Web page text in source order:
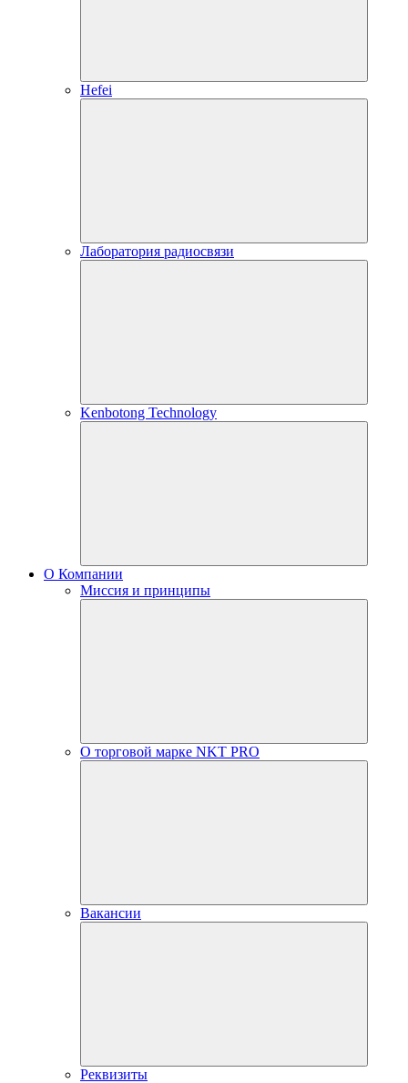
Hefei
Лаборатория радиосвязи
Kenbotong Technology
О Компании
Миссия и принципы
О торговой марке NKT PRO
Вакансии
Реквизиты